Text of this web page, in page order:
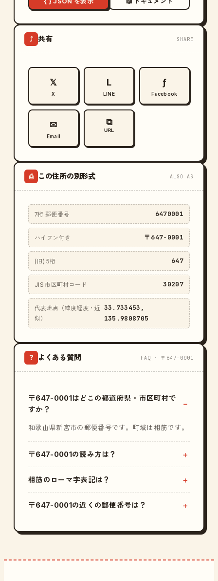
⤴ 共有 SHARE
𝕏
X
L
LINE
ƒ
Facebook
✉
Email
⧉
URL
⎙ この住所の別形式 ALSO AS
7桁 郵便番号 6470001
ハイフン付き 〒647-0001
(旧) 5桁 647
JIS 市区町村コード 30207
代表地点（緯度経度・近
似）
33.733453,
135.9808705
? よくある質問 FAQ · 〒647-0001
〒647-0001はどこの都道府県・市区町村で
すか？
和歌山県新宮市の郵便番号です。町域は相筋です。
〒647-0001の読み方は？
相筋のローマ字表記は？
〒647-0001の近くの郵便番号は？